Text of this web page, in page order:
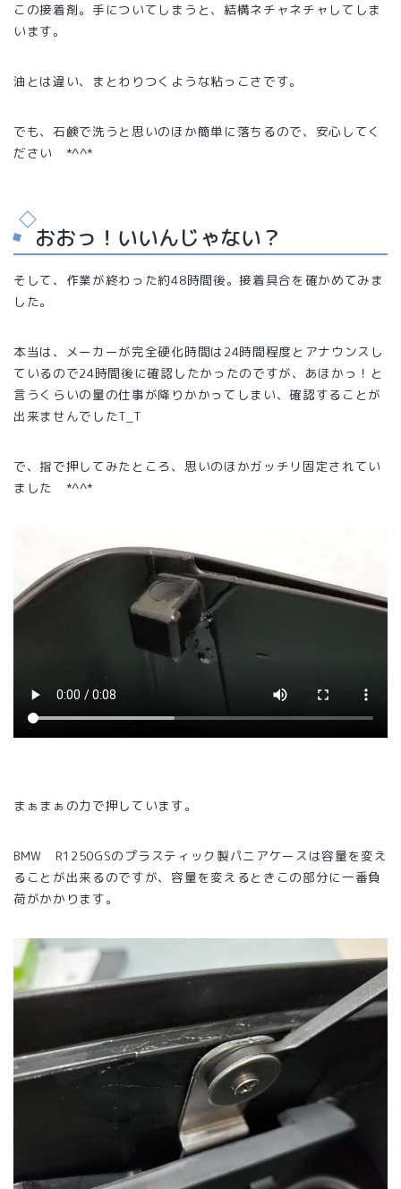
この接着剤。手についてしまうと、結構ネチャネチャしてしま
います。
油とは違い、まとわりつくような粘っこさです。
でも、石鹸で洗うと思いのほか簡単に落ちるので、安心してく
ださい *^^*
おおっ！いいんじゃない？
そして、作業が終わった約48時間後。接着具合を確かめてみま
した。
本当は、メーカーが完全硬化時間は24時間程度とアナウンスし
ているので24時間後に確認したかったのですが、あほかっ！と
言うくらいの量の仕事が降りかかってしまい、確認することが
出来ませんでしたT_T
で、指で押してみたところ、思いのほかガッチリ固定されてい
ました *^^*
まぁまぁの力で押しています。
BMW R1250GSのプラスティック製パニアケースは容量を変え
ることが出来るのですが、容量を変えるときこの部分に一番負
荷がかかります。